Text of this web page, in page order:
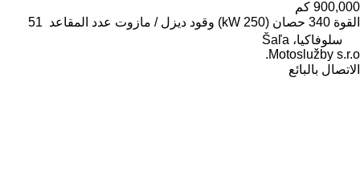
900,000 كم
القوة 340 حصان (250 kW) وقود ديزل / مازوت عدد المقاعد 51
سلوفاكيا، Šaľa
Motoslužby s.r.o.
الاتصال بالبائع